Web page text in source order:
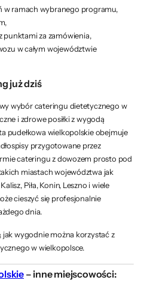
w ramach wybranego programu,
punktami za zamówienia,
w całym województwie
już dziś
wybór cateringu dietetycznego w
i zdrowe posiłki z wygodą
pudełkowa wielkopolskie obejmuje
przygotowane przez
cateringu z dowozem prosto pod
miastach województwa jak
Piła, Konin, Leszno i wiele
cieszyć się profesjonalnie
dnia.
jak wygodnie można korzystać z
w wielkopolsce.
– inne miejscowości: